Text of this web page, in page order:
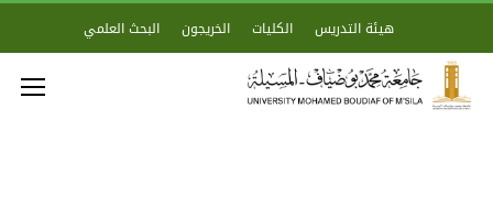
هيئة التدريس الكليات الخريجون البحث العلمي